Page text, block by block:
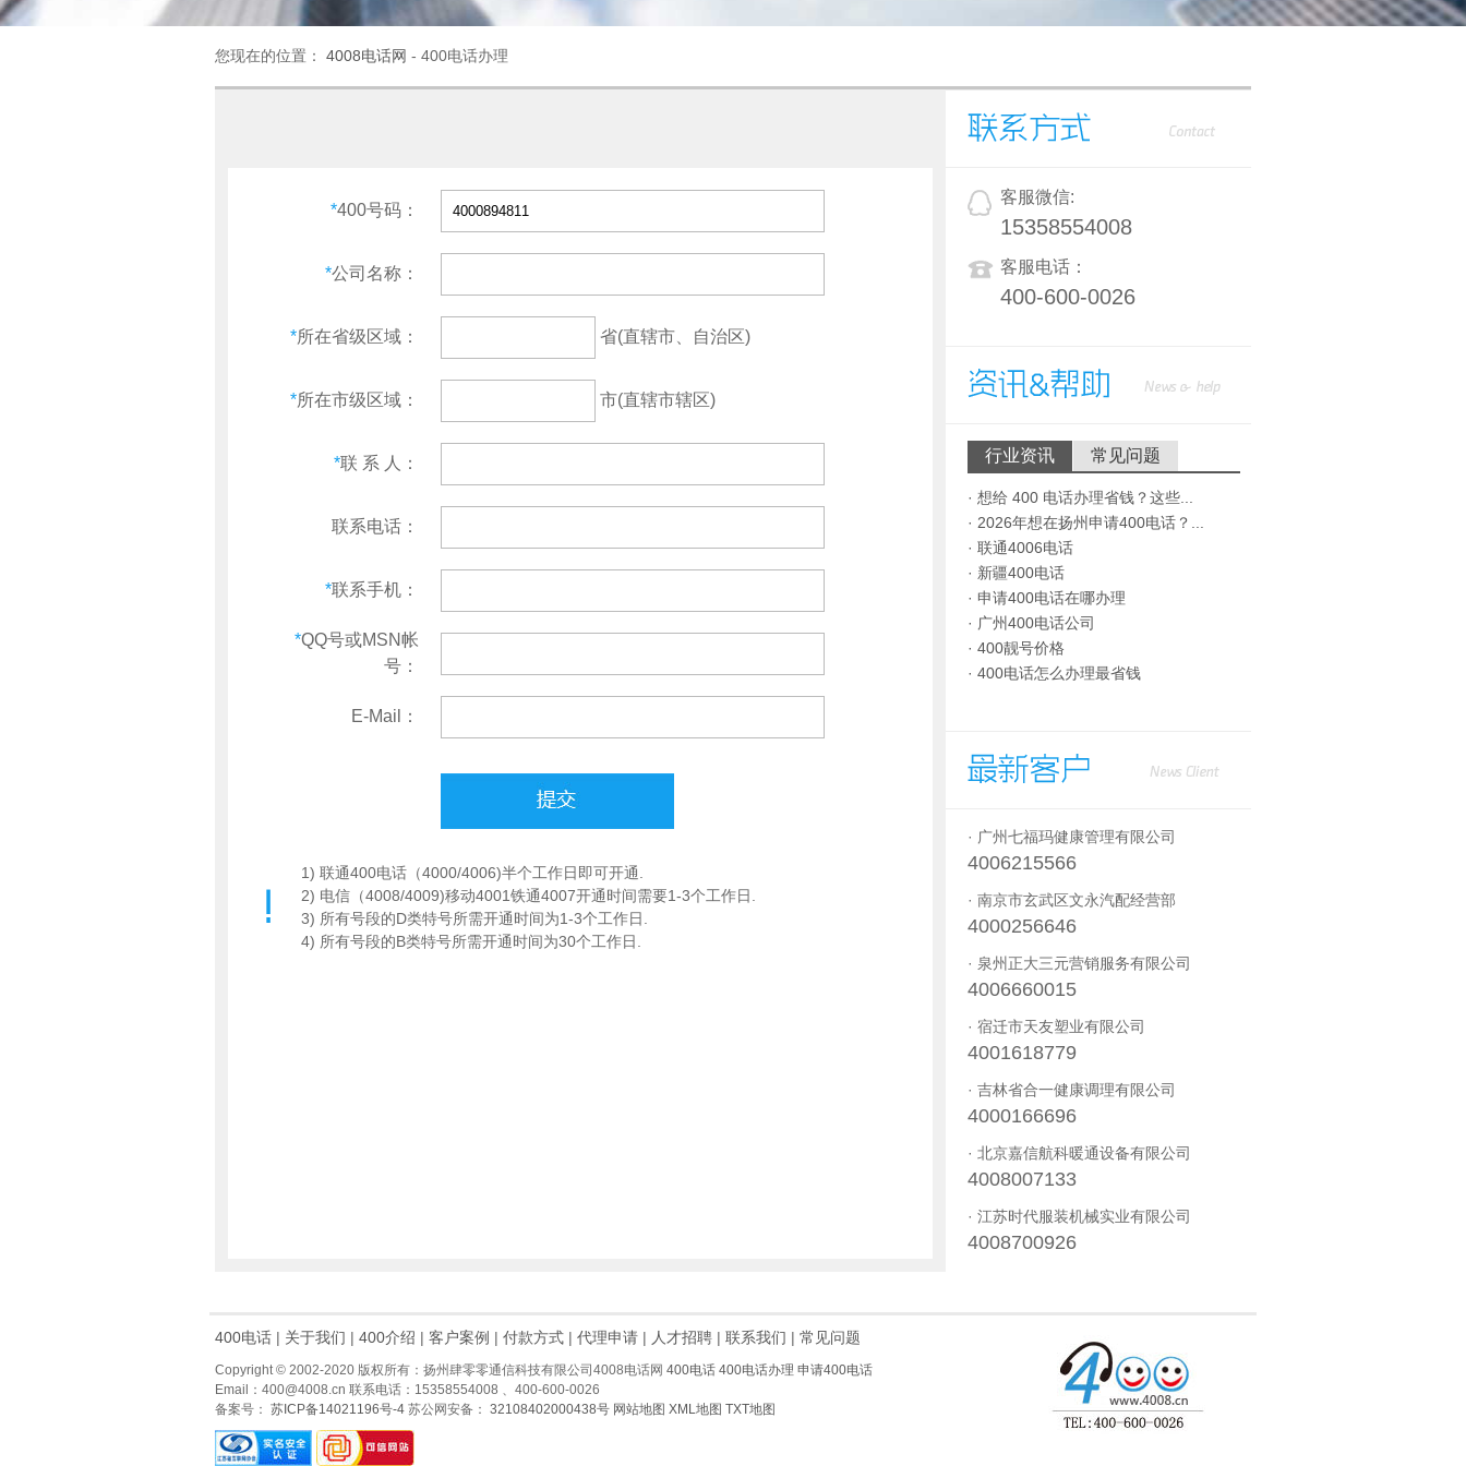
您现在的位置： 4008电话网 - 400电话办理
*400号码：
*公司名称：
*所在省级区域： 省(直辖市、自治区)
*所在市级区域： 市(直辖市辖区)
*联 系 人：
联系电话：
*联系手机：
*QQ号或MSN帐
号：
E-Mail：
1) 联通400电话（4000/4006)半个工作日即可开通.
2) 电信（4008/4009)移动4001铁通4007开通时间需要1-3个工作日.
3) 所有号段的D类特号所需开通时间为1-3个工作日.
4) 所有号段的B类特号所需开通时间为30个工作日.
客服微信:
15358554008
客服电话：
400-600-0026
行业资讯 常见问题
· 想给 400 电话办理省钱？这些...
· 2026年想在扬州申请400电话？...
· 联通4006电话
· 新疆400电话
· 申请400电话在哪办理
· 广州400电话公司
· 400靓号价格
· 400电话怎么办理最省钱
· 广州七福玛健康管理有限公司
4006215566
· 南京市玄武区文永汽配经营部
4000256646
· 泉州正大三元营销服务有限公司
4006660015
· 宿迁市天友塑业有限公司
4001618779
· 吉林省合一健康调理有限公司
4000166696
· 北京嘉信航科暖通设备有限公司
4008007133
· 江苏时代服装机械实业有限公司
4008700926
400电话 | 关于我们 | 400介绍 | 客户案例 | 付款方式 | 代理申请 | 人才招聘 | 联系我们 | 常见问题
Copyright © 2002-2020 版权所有：扬州肆零零通信科技有限公司4008电话网 400电话 400电话办理 申请400电话
Email：400@4008.cn 联系电话：15358554008 、400-600-0026
备案号： 苏ICP备14021196号-4 苏公网安备： 32108402000438号 网站地图 XML地图 TXT地图